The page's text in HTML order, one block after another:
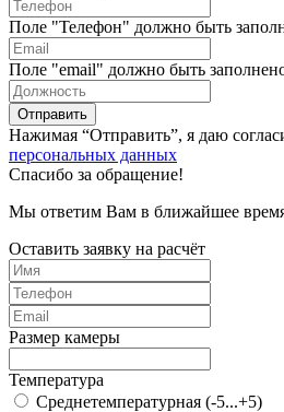
Поле "Телефон" должно быть
Поле "email" должно быть
Отправить
Нажимая “Отправить”, я даю
персональных данных
Спасибо за обращение!
Мы ответим Вам в ближайшее
Оставить заявку на расчёт
Размер камеры
Температура
Среднетемпературная (-5...+5)